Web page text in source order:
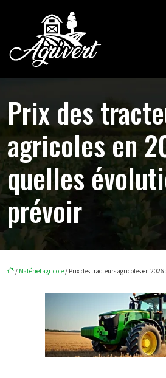
Prix des
agricoles en
quelles
prévoir
/ Matériel agricole / Prix des tracteurs agricoles en